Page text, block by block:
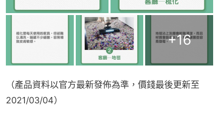
+16
（產品資料以官方最新發佈為準，價錢最後更新至
2021/03/04）